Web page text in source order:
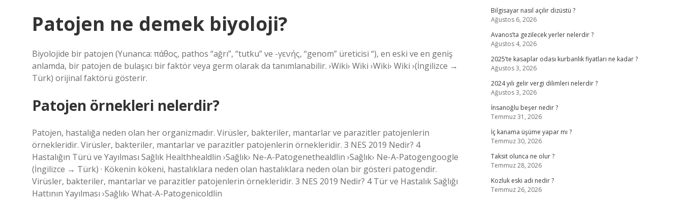
Patojen ne demek biyoloji?
Biyolojide bir patojen (Yunanca: πάθος, pathos “ağrı”, “tutku” ve -γενής, “genom” üreticisi “), en eski ve en geniş
anlamda, bir patojen de bulaşıcı bir faktör veya germ olarak da tanımlanabilir. ›Wiki› Wiki ›Wiki› Wiki ›(İngilizce →
Türk) orijinal faktörü gösterir.
Patojen örnekleri nelerdir?
Patojen, hastalığa neden olan her organizmadır. Virüsler, bakteriler, mantarlar ve parazitler patojenlerin
örnekleridir. Virüsler, bakteriler, mantarlar ve parazitler patojenlerin örnekleridir. 3 NES 2019 Nedir? 4
Hastalığın Türü ve Yayılması Sağlık Healthhealdlin ›Sağlık› Ne-A-Patogenethealdlin ›Sağlık› Ne-A-Patogengoogle
(İngilizce → Türk) · Kökenin kökeni, hastalıklara neden olan hastalıklara neden olan bir gösteri patogendir.
Virüsler, bakteriler, mantarlar ve parazitler patojenlerin örnekleridir. 3 NES 2019 Nedir? 4 Tür ve Hastalık Sağlığı
Hattının Yayılması ›Sağlık› What-A-Patogenicoldlin
Bilgisayar nasıl açılır dizüstü ?
Ağustos 6, 2026
Avanos’ta gezilecek yerler nelerdir ?
Ağustos 4, 2026
2025’te kasaplar odası kurbanlık fiyatları ne kadar ?
Ağustos 3, 2026
2024 yılı gelir vergi dilimleri nelerdir ?
Ağustos 3, 2026
İnsanoğlu beşer nedir ?
Temmuz 31, 2026
İç kanama üşüme yapar mı ?
Temmuz 30, 2026
Taksit olunca ne olur ?
Temmuz 28, 2026
Kozluk eski adı nedir ?
Temmuz 26, 2026